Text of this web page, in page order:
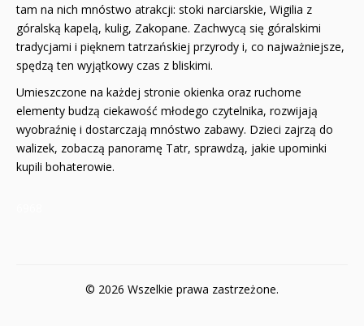
tam na nich mnóstwo atrakcji: stoki narciarskie, Wigilia z
góralską kapelą, kulig, Zakopane. Zachwycą się góralskimi
tradycjami i pięknem tatrzańskiej przyrody i, co najważniejsze,
spędzą ten wyjątkowy czas z bliskimi.
Umieszczone na każdej stronie okienka oraz ruchome
elementy budzą ciekawość młodego czytelnika, rozwijają
wyobraźnię i dostarczają mnóstwo zabawy. Dzieci zajrzą do
walizek, zobaczą panoramę Tatr, sprawdzą, jakie upominki
kupili bohaterowie.
© 2026 Wszelkie prawa zastrzeżone.